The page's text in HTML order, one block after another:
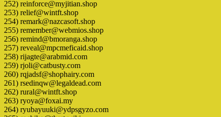
252) reinforce@myjitian.shop
253) relief@wintft.shop
254) remark@nazcasoft.shop
255) remember@webmios.shop
256) remind@bmoranga.shop
257) reveal@mpcmeficaid.shop
258) rijagte@arabmid.com
259) rjoli@catbusty.com
260) rqjadsf@shophairy.com
261) rsedinqw@legaldead.com
262) rural@wintft.shop
263) ryoya@foxai.my
264) ryubayuuki@ydpsgyzo.com